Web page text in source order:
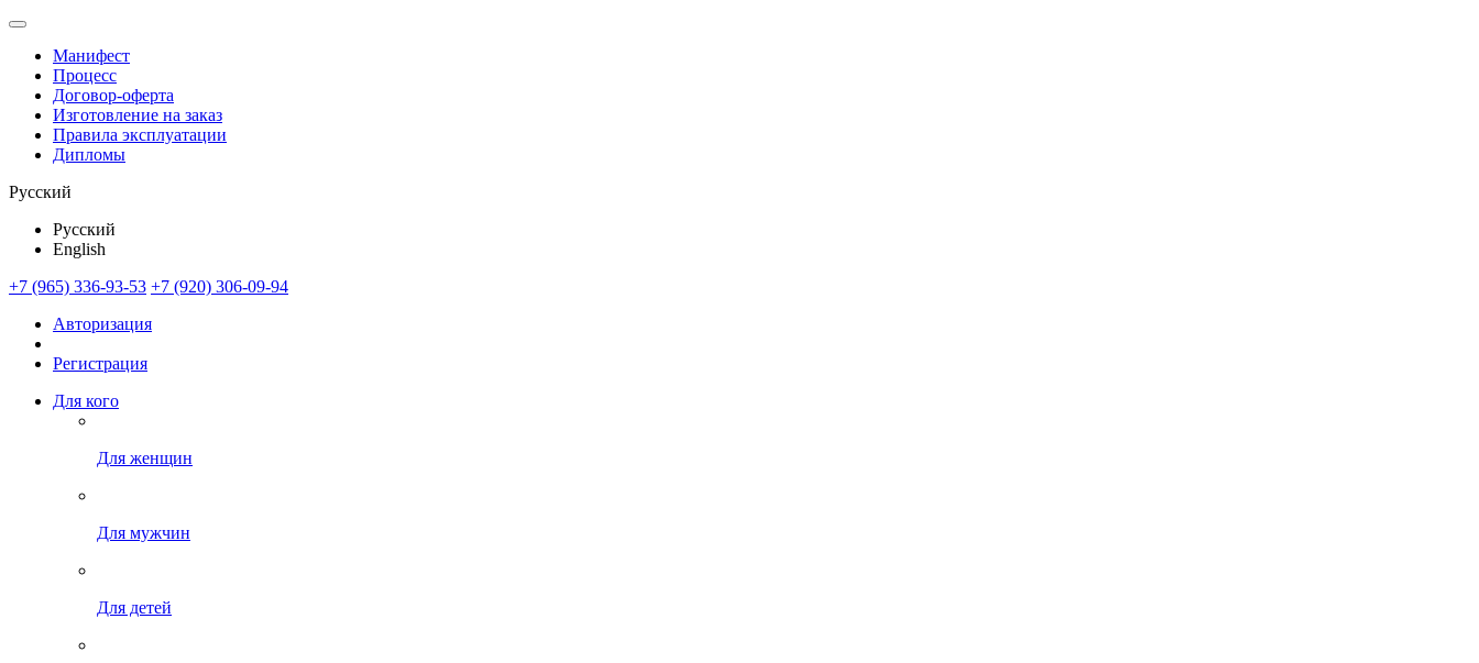
Манифест
Процесс
Договор-оферта
Изготовление на заказ
Правила эксплуатации
Дипломы
Русский
Русский
English
+7 (965) 336-93-53 +7 (920) 306-09-94
Авторизация
Регистрация
Для кого
Для женщин
Для мужчин
Для детей